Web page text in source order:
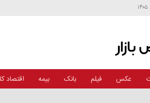
عکس فیلم بانک بیمه اقتصاد
از مجتمع سایت و جلسه با مدیران